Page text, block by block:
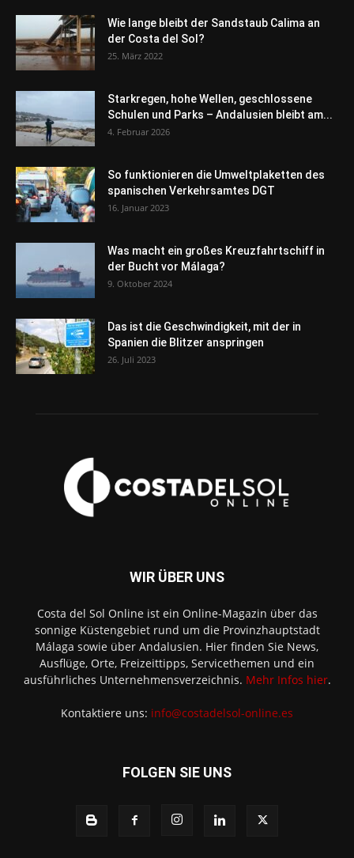
Wie lange bleibt der Sandstaub Calima an
der Costa del Sol?
25. März 2022
Starkregen, hohe Wellen, geschlossene
Schulen und Parks – Andalusien bleibt am...
4. Februar 2026
So funktionieren die Umweltplaketten des
spanischen Verkehrsamtes DGT
16. Januar 2023
Was macht ein großes Kreuzfahrtschiff in
der Bucht vor Málaga?
9. Oktober 2024
Das ist die Geschwindigkeit, mit der in
Spanien die Blitzer anspringen
26. Juli 2023
WIR ÜBER UNS
Costa del Sol Online ist ein Online-Magazin über das
sonnige Küstengebiet rund um die Provinzhauptstadt
Málaga sowie über Andalusien. Hier finden Sie News,
Ausflüge, Orte, Freizeittipps, Servicethemen und ein
ausführliches Unternehmensverzeichnis. Mehr Infos hier.
Kontaktiere uns: info@costadelsol-online.es
FOLGEN SIE UNS